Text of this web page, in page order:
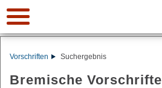
Vorschriften Suchergebnis
Bremische